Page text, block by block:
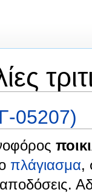
05207)
πλάγιασμα,